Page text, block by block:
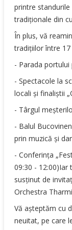
printre
tradiționale din
În plus, vă
tradițiilor între 17
- Parada
- Spectacole la
locali și finaliștii
- Târgul
- Balul
prin muzică și
- Conferința
09:30 - 12:00)Iar
susținut de
Orchestra
Vă așteptăm cu
neuitat, pe care